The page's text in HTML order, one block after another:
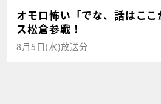
オモロ怖い「でな、話はこ
ス松倉参戦！
8月5日(水)放送分